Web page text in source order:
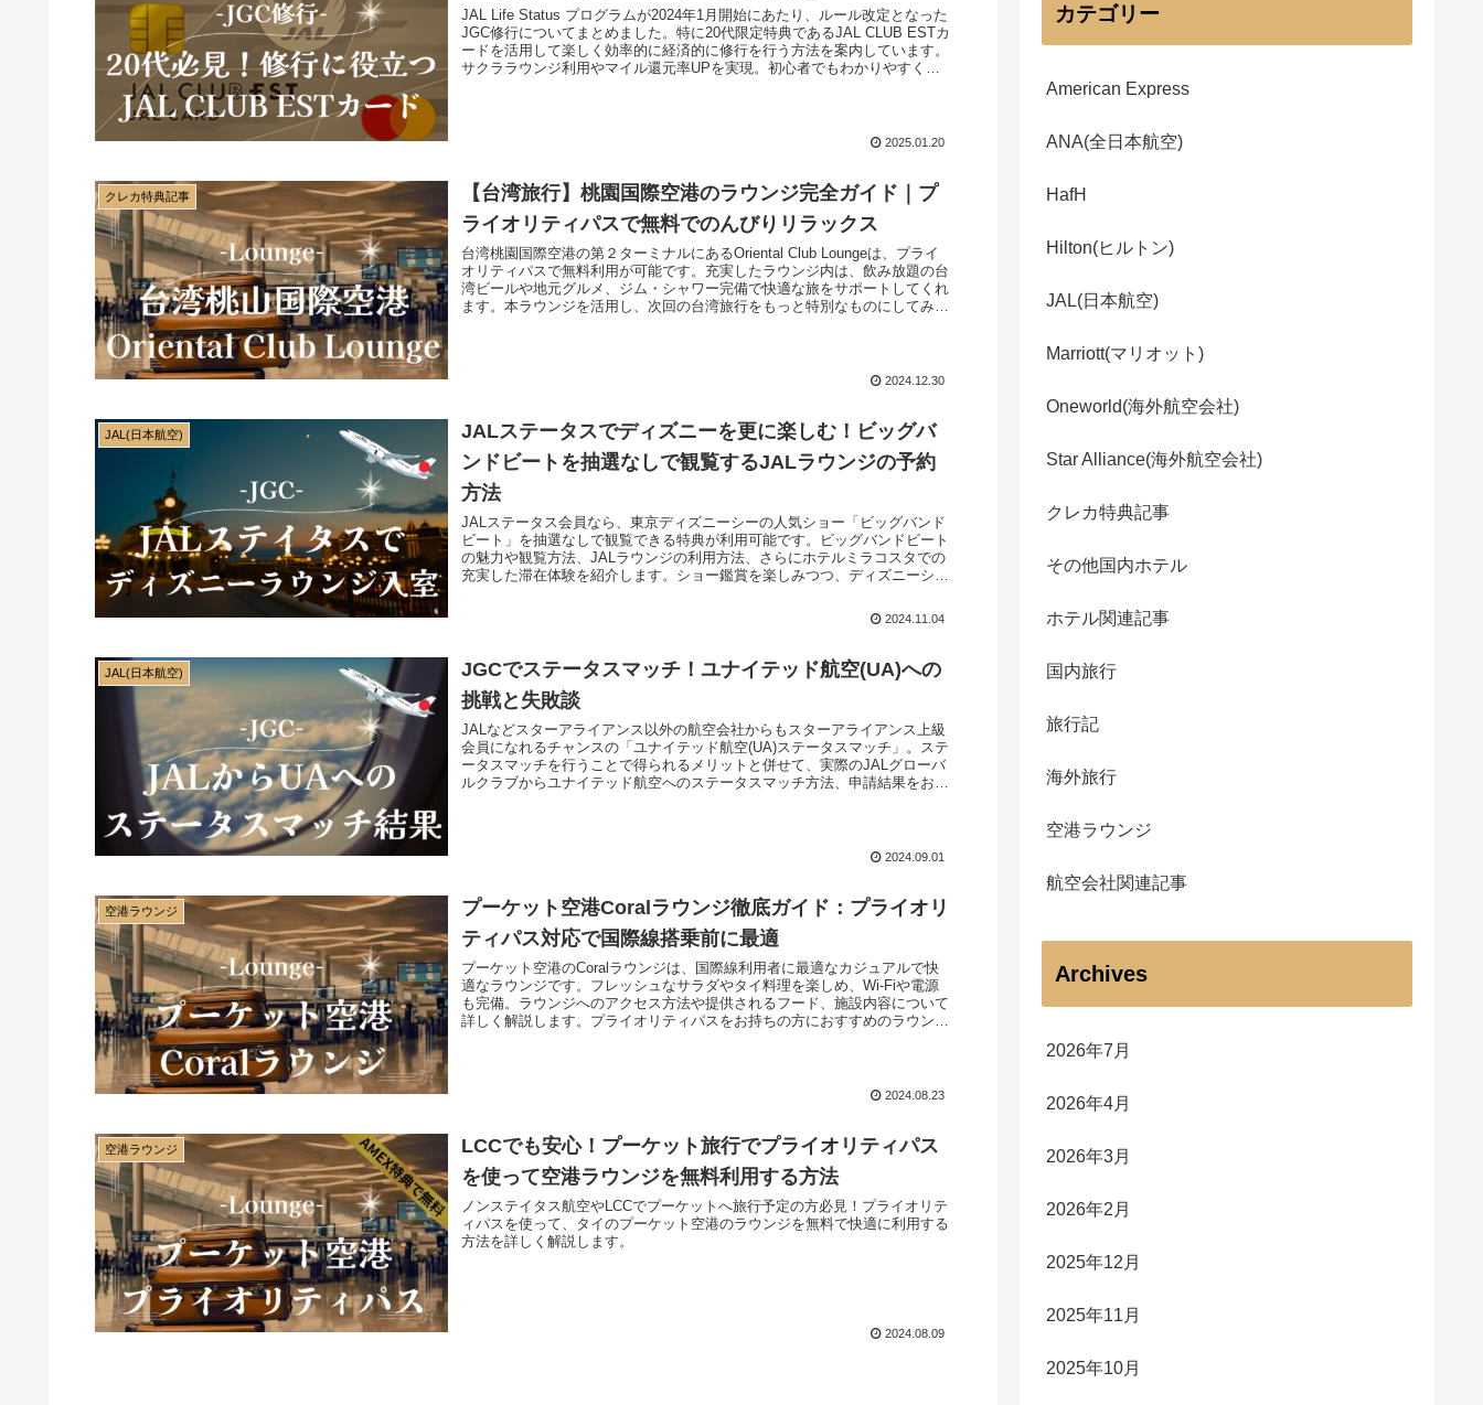
JAL Life Status プログラムが2024年1月開始にあたり、ルール改定となった
JGC修行についてまとめました。特に20代限定特典であるJAL CLUB ESTカ
ードを活用して楽しく効率的に経済的に修行を行う方法を案内しています。
サクララウンジ利用やマイル還元率UPを実現。初心者でもわかりやすく解
2025.01.20
クレカ特典記事
【台湾旅行】桃園国際空港のラウンジ完全ガイド｜プ
ライオリティパスで無料でのんびりリラックス
台湾桃園国際空港の第２ターミナルにあるOriental Club Loungeは、プライ
オリティパスで無料利用が可能です。充実したラウンジ内は、飲み放題の台
湾ビールや地元グルメ、ジム・シャワー完備で快適な旅をサポートしてくれ
ます。本ラウンジを活用し、次回の台湾旅行をもっと特別なものにしてみて
2024.12.30
JAL(日本航空)
JALステータスでディズニーを更に楽しむ！ビッグバ
ンドビートを抽選なしで観覧するJALラウンジの予約
方法
JALステータス会員なら、東京ディズニーシーの人気ショー「ビッグバンド
ビート」を抽選なしで観覧できる特典が利用可能です。ビッグバンドビート
の魅力や観覧方法、JALラウンジの利用方法、さらにホテルミラコスタでの
充実した滞在体験を紹介します。ショー鑑賞を楽しみつつ、ディズニーシー
2024.11.04
JAL(日本航空)
JGCでステータスマッチ！ユナイテッド航空(UA)への
挑戦と失敗談
JALなどスターアライアンス以外の航空会社からもスターアライアンス上級
会員になれるチャンスの「ユナイテッド航空(UA)ステータスマッチ」。ステ
ータスマッチを行うことで得られるメリットと併せて、実際のJALグローバ
ルクラブからユナイテッド航空へのステータスマッチ方法、申請結果をお届
2024.09.01
空港ラウンジ
プーケット空港Coralラウンジ徹底ガイド：プライオリ
ティパス対応で国際線搭乗前に最適
プーケット空港のCoralラウンジは、国際線利用者に最適なカジュアルで快
適なラウンジです。フレッシュなサラダやタイ料理を楽しめ、Wi-Fiや電源
も完備。ラウンジへのアクセス方法や提供されるフード、施設内容について
詳しく解説します。プライオリティパスをお持ちの方におすすめのラウンジ
2024.08.23
空港ラウンジ
LCCでも安心！プーケット旅行でプライオリティパス
を使って空港ラウンジを無料利用する方法
ノンステイタス航空やLCCでプーケットへ旅行予定の方必見！プライオリテ
ィパスを使って、タイのプーケット空港のラウンジを無料で快適に利用する
方法を詳しく解説します。
2024.08.09
カテゴリー
American Express
ANA(全日本航空)
HafH
Hilton(ヒルトン)
JAL(日本航空)
Marriott(マリオット)
Oneworld(海外航空会社)
Star Alliance(海外航空会社)
クレカ特典記事
その他国内ホテル
ホテル関連記事
国内旅行
旅行記
海外旅行
空港ラウンジ
航空会社関連記事
Archives
2026年7月
2026年4月
2026年3月
2026年2月
2025年12月
2025年11月
2025年10月